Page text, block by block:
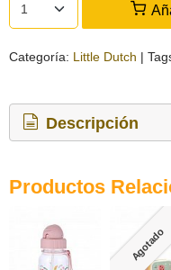
Categoría: Little Dutch |
Descripción
Productos
Agotado